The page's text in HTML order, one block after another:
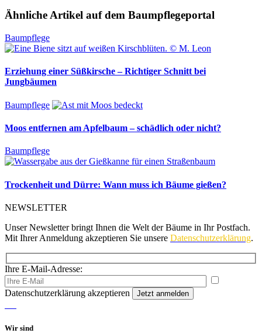
Ähnliche Artikel auf dem Baumpflegeportal
Baumpflege
Erziehung einer Süßkirsche – Richtiger Schnitt bei
Jungbäumen
Baumpflege
Moos entfernen am Apfelbaum – schädlich oder nicht?
Baumpflege
Trockenheit und Dürre: Wann muss ich Bäume gießen?
NEWSLETTER
Unser Newsletter bringt Ihnen die Welt der Bäume in Ihr Postfach.
Mit Ihrer Anmeldung akzeptieren Sie unsere Datenschutzerklärung.
Ihre E-Mail-Adresse:
Please leave
Datenschutzerklärung akzeptieren
Wir sind